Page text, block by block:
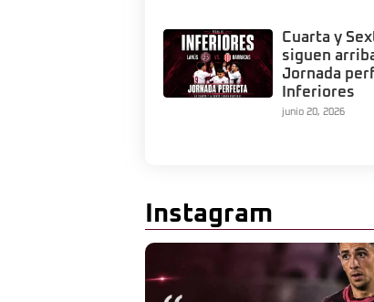
Cuarta y
siguen
Jornada
Inferiores
junio 20, 2026
Instagram